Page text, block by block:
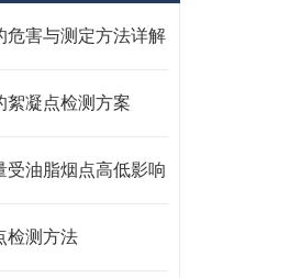
危害与测定方法详解
絮凝点检测方案
受油脂烟点高低影响
检测方法